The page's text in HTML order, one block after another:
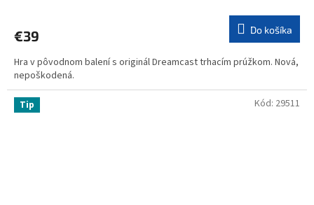
€39 Do košíka
Hra v pôvodnom balení s originál Dreamcast trhacím prúžkom. Nová,
nepoškodená.
Tip Kód: 29511